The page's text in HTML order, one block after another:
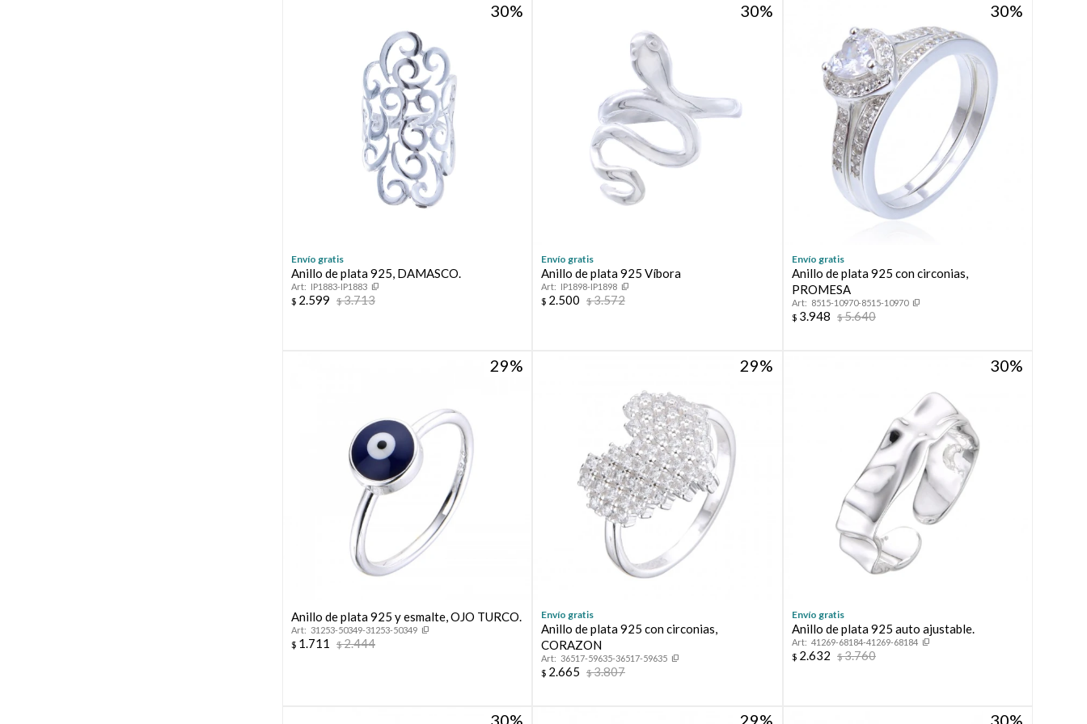
30
Envío gratis
Anillo de plata 925, DAMASCO.
IP1883-IP1883
$ 2.599 $3.713
30
Envío gratis
Anillo de plata 925 Víbora
IP1898-IP1898
$ 2.500 $3.572
30
Envío gratis
Anillo de plata 925 con circonias,
PROMESA
8515-10970-8515-10970
$ 3.948 $5.640
29
Anillo de plata 925 y esmalte, OJO TURCO.
31253-50349-31253-50349
$ 1.711 $2.444
29
Envío gratis
Anillo de plata 925 con circonias,
CORAZON
36517-59635-36517-59635
$ 2.665 $3.807
30
Envío gratis
Anillo de plata 925 auto ajustable.
41269-68184-41269-68184
$ 2.632 $3.760
30 29 30